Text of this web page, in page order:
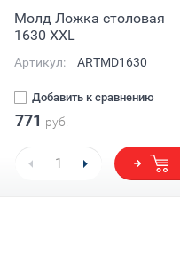
Молд Ложка столовая
1630 XXL
Артикул: ARTMD1630
Добавить к сравнению
771 руб.